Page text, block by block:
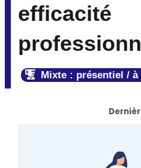
efficacité
Mixte : présentiel / à